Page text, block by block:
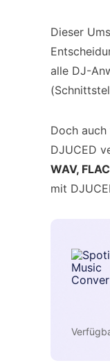
Dieser
alle DJ-
Doch
DJUCED
WAV,
mit